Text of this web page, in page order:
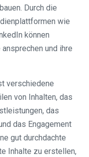
Durch die
wie
können
und ihre
verschiedene
von Inhalten, das
das
das Engagement
gut durchdachte
Inhalte zu erstellen,